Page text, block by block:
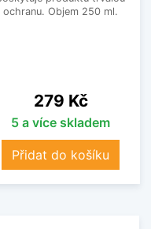
ochranu. Objem 250 ml.
Cena
279 Kč
5 a více skladem
Přidat do košíku